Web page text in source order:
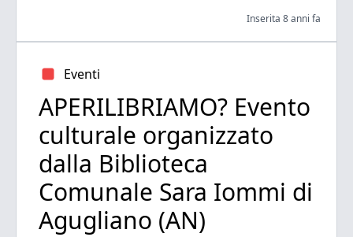
Inserita 8 anni fa
Eventi
APERILIBRIAMO? Evento
culturale organizzato
dalla Biblioteca
Comunale Sara Iommi di
Agugliano (AN)